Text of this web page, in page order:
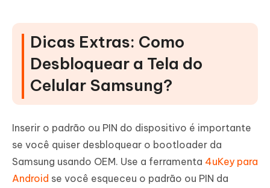
Dicas Extras: Como
Desbloquear a Tela do
Celular Samsung?
Inserir o padrão ou PIN do dispositivo é importante
se você quiser desbloquear o bootloader da
Samsung usando OEM. Use a ferramenta 4uKey para
Android se você esqueceu o padrão ou PIN da